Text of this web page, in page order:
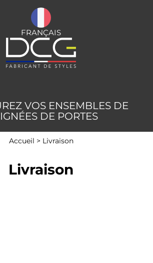
VOS ENSEMBLES DE
DE PORTES
FRANÇAIS
Accueil > Livraison
Livraison